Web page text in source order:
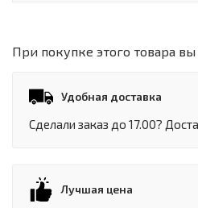
При покупке этого товара вы
Удобная доставка
Сделали заказ до 17.00?
Лучшая цена